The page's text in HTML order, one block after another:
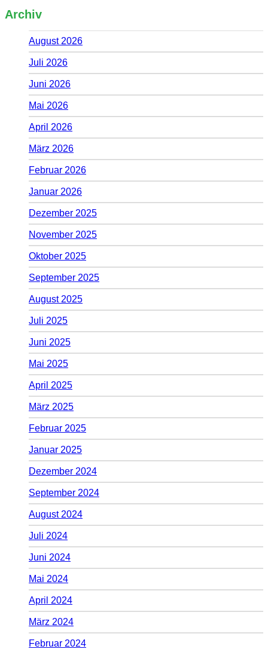
Archiv
August 2026
Juli 2026
Juni 2026
Mai 2026
April 2026
März 2026
Februar 2026
Januar 2026
Dezember 2025
November 2025
Oktober 2025
September 2025
August 2025
Juli 2025
Juni 2025
Mai 2025
April 2025
März 2025
Februar 2025
Januar 2025
Dezember 2024
September 2024
August 2024
Juli 2024
Juni 2024
Mai 2024
April 2024
März 2024
Februar 2024